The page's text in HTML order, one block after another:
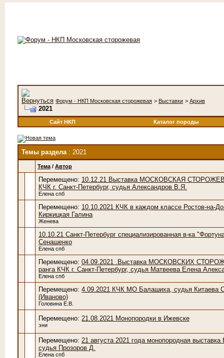
Форум - НКП Московская сторожевая > Выставки > Архив
2021
Сайт НКП Каталог породы
Темы раздела: 2021
Тема / Автор
Перемещено: 10.12.21 Выставка МОСКОВСКАЯ
КЧК г. Санкт-Петербург, судья Александров В.Я.
Елена спб
Перемещено: 10.10.2021 КЧК в каждом классе Ростов-на-
Киркицкая Галина
Женева
10.10.21 Санкт-Петербург специализированная в-ка
Сенашенко
Елена спб
Перемещено: 04.09.2021 .Выставка МОСКОВСКИХ
ранга КЧК г. Санкт-Петербург, судья Матвеева Елена
Елена спб
Перемещено: 4.09.2021 КЧК МО Балашиха, судья Китаева
(Иваново)
Головина Е.В.
Перемещено: 21.08.2021 Монопородки в Ижевске
эни
Перемещено: 21 августа 2021 года монопородная
судья Прозоров Д.
Елена спб